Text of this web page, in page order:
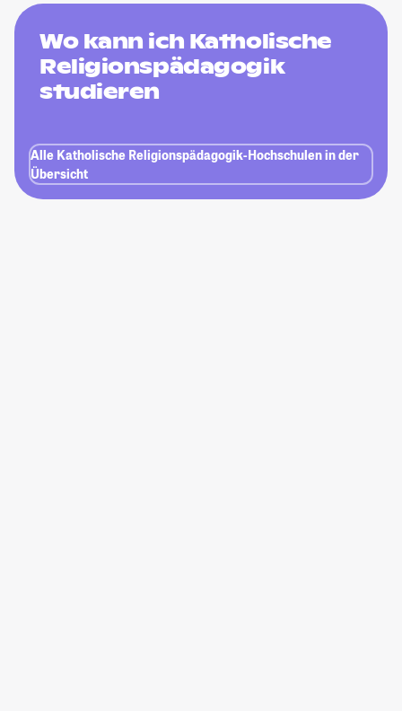
Wo kann ich Katholische
Religionspädagogik
studieren
Alle Katholische Religionspädagogik-Hochschulen in der
Übersicht